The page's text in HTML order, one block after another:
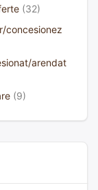
(32)
concesionez
arendat
(9)